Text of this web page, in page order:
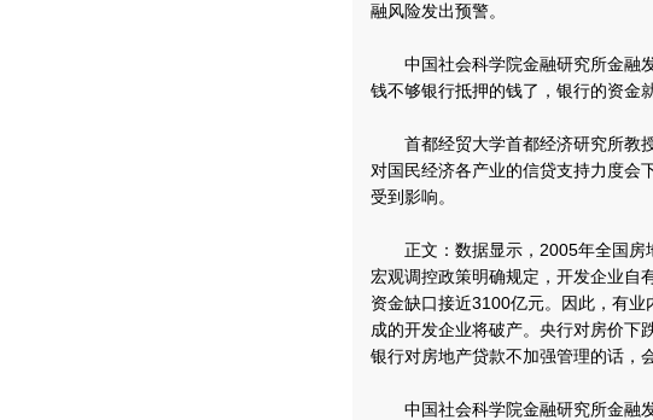
融风险发出预警。
中国社会科学院金融研究所金融发
钱不够银行抵押的钱了，银行的资金
首都经贸大学首都经济研究所教授
对国民经济各产业的信贷支持力度会下
受到影响。
正文：数据显示，2005年全国房
宏观调控政策明确规定，开发企业自
资金缺口接近3100亿元。因此，有
成的开发企业将破产。央行对房价下
银行对房地产贷款不加强管理的话，
中国社会科学院金融研究所金融发